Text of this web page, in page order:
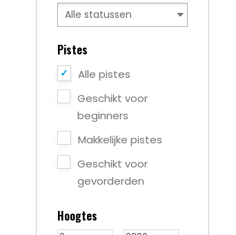
Pistes
Alle pistes
Geschikt voor
beginners
Makkelijke pistes
Geschikt voor
gevorderden
Hoogtes